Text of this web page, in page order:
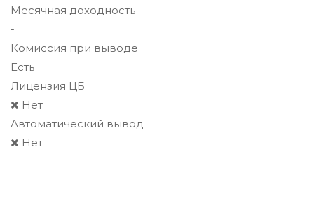
Месячная доходность
-
Комиссия при выводе
Есть
Лицензия ЦБ
Нет
Автоматический вывод
Нет